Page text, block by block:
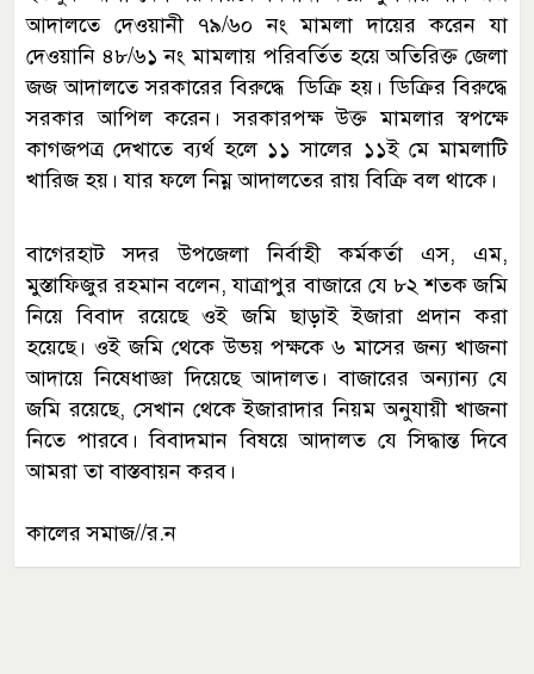
আদালতে দেওয়ানী ৭৯/৬০ নং মামলা দায়ের করেন যা
দেওয়ানি ৪৮/৬১ নং মামলায় পরিবর্তিত হয়ে অতিরিক্ত জেলা
জজ আদালতে সরকারের বিরুদ্ধে ডিক্রি হয়। ডিক্রির বিরুদ্ধে
সরকার আপিল করেন। সরকারপক্ষ উক্ত মামলার স্বপক্ষে
কাগজপত্র দেখাতে ব্যর্থ হলে ১১ সালের ১১ই মে মামলাটি
খারিজ হয়। যার ফলে নিম্ন আদালতের রায় বিক্রি বল থাকে।
বাগেরহাট সদর উপজেলা নির্বাহী কর্মকর্তা এস, এম,
মুস্তাফিজুর রহমান বলেন, যাত্রাপুর বাজারে যে ৮২ শতক জমি
নিয়ে বিবাদ রয়েছে ওই জমি ছাড়াই ইজারা প্রদান করা
হয়েছে। ওই জমি থেকে উভয় পক্ষকে ৬ মাসের জন্য খাজনা
আদায়ে নিষেধাজ্ঞা দিয়েছে আদালত। বাজারের অন্যান্য যে
জমি রয়েছে, সেখান থেকে ইজারাদার নিয়ম অনুযায়ী খাজনা
নিতে পারবে। বিবাদমান বিষয়ে আদালত যে সিদ্ধান্ত দিবে
আমরা তা বাস্তবায়ন করব।
কালের সমাজ//র.ন